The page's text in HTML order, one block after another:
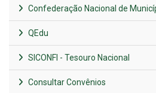
Confederação Nacional de
QEdu
SICONFI - Tesouro Nacional
Consultar Convênios